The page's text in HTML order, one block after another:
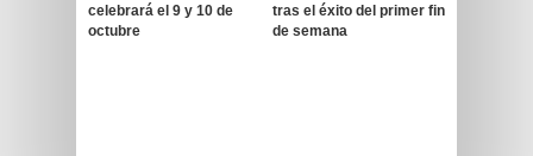
celebrará el 9 y 10 de
octubre
tras el éxito del primer fin
de semana